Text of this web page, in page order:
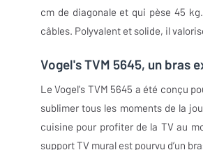
cm de diagonale et qui pèse 45
câbles. Polyvalent et solide, il
Vogel's TVM 5645, un bras
Le Vogel's TVM 5645 a été conçu
sublimer tous les moments de la
cuisine pour profiter de la TV au
support TV mural est pourvu d’un